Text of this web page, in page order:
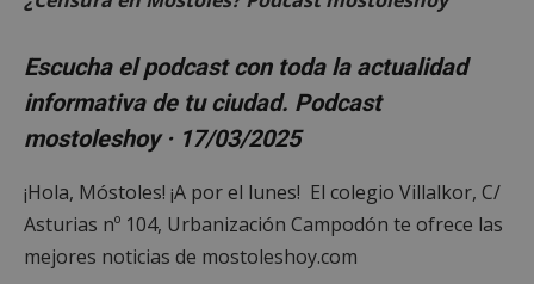
Escucha el podcast con toda la actualidad
informativa de tu ciudad. Podcast
mostoleshoy · 17/03/2025
¡Hola, Móstoles! ¡A por el lunes! El colegio Villalkor, C/
Asturias nº 104, Urbanización Campodón te ofrece las
mejores noticias de mostoleshoy.com